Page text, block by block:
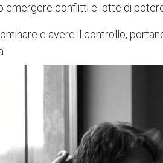
emergere conflitti e lotte di
e avere il controllo,